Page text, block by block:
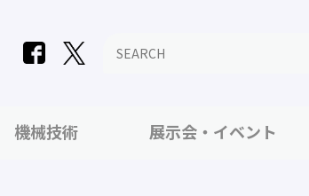
機械技術 展示会・イベント